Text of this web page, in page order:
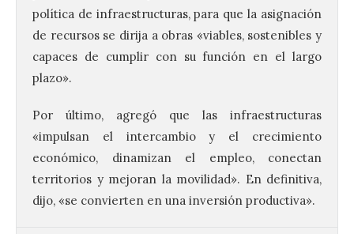
política de infraestructuras, para que la asignación
de recursos se dirija a obras «viables, sostenibles y
capaces de cumplir con su función en el largo
plazo».
Por último, agregó que las infraestructuras
«impulsan el intercambio y el crecimiento
económico, dinamizan el empleo, conectan
territorios y mejoran la movilidad». En definitiva,
dijo, «se convierten en una inversión productiva».
sol
9 Ago 2026
acontecimiento histórico.
Como antesala del gran
día, este viernes 8 de
agosto se celebrado una nueva jornada de
observación solar pública en la Plaza
Gaudí. El Ayuntamiento de Astorga
continúa ultimando los preparativos para
[…]